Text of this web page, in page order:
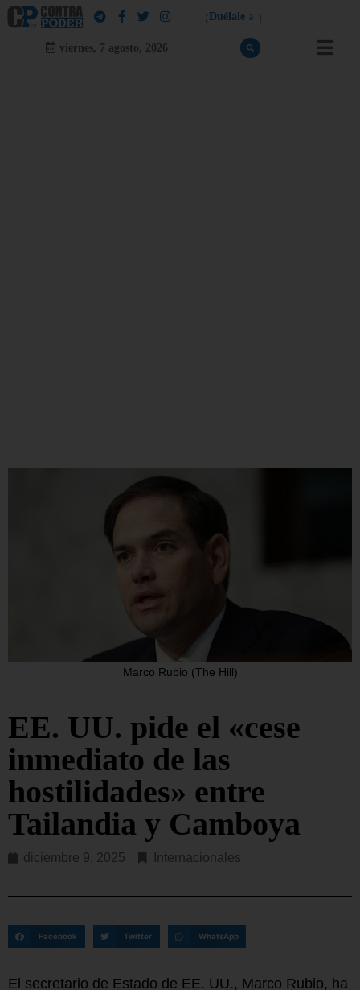
¡ Dué a e a q
viernes, 7 agosto, 2026
Marco Rubio (The Hill)
EE. UU. pide el «cese
inmediato de las
hostilidades» entre
Tailandia y Camboya
diciembre 9, 2025 Internacionales
Facebook Twitter WhatsApp
El secretario de Estado de EE. UU., Marco Rubio, ha